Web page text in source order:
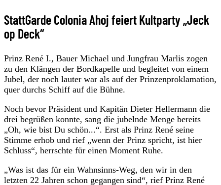
StattGarde Colonia Ahoj feiert Kultparty „Jeck
op Deck“
Prinz René I., Bauer Michael und Jungfrau Marlis zogen
zu den Klängen der Bordkapelle und begleitet von einem
Jubel, der noch lauter war als auf der Prinzenproklamation,
quer durchs Schiff auf die Bühne.
Noch bevor Präsident und Kapitän Dieter Hellermann die
drei begrüßen konnte, sang die jubelnde Menge bereits
„Oh, wie bist Du schön...“. Erst als Prinz René seine
Stimme erhob und rief „wenn der Prinz spricht, ist hier
Schluss“, herrschte für einen Moment Ruhe.
„Was ist das für ein Wahnsinns-Weg, den wir in den
letzten 22 Jahren schon gegangen sind“, rief Prinz René